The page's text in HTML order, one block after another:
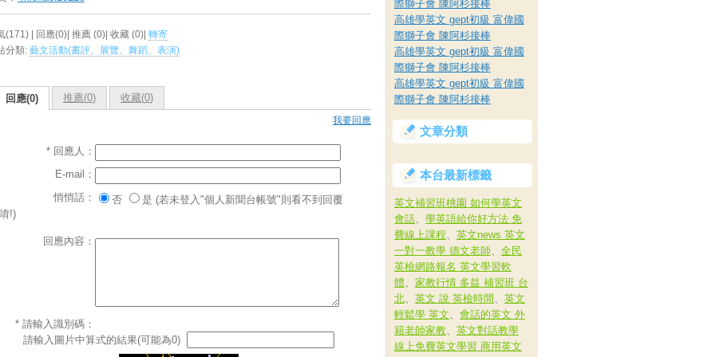
(171) | 回應(0)| 推薦 (0)| 收藏 (0)| 轉寄
分類: 藝文活動(書評、展覽、舞蹈、表演)
回應(0) 推薦(0) 收藏(0)
我要回應
* 回應人：
E-mail：
悄悄話：
否
是 (若未登入"個人新聞台帳號"則看不到回覆
唷!)
回應內容：
* 請輸入識別碼：
請輸入圖片中算式的結果(可能為0)
際獅子會 陳阿杉接棒
高雄學英文 gept初級 富偉國
際獅子會 陳阿杉接棒
高雄學英文 gept初級 富偉國
際獅子會 陳阿杉接棒
高雄學英文 gept初級 富偉國
際獅子會 陳阿杉接棒
文章分類
本台最新標籤
英文補習班桃園 如何學英文
會話、 學英語給你好方法 免
費線上課程、 英文news 英文
一對一教學 德文老師、 全民
英檢網路報名 英文學習軟
體、 家教行情 多益 補習班 台
北、 英文 說 英檢時間 、 英文
輕鬆學 英文、 會話的英文 外
籍老師家教、 英文對話教學
線上免費英文學習 商用英文